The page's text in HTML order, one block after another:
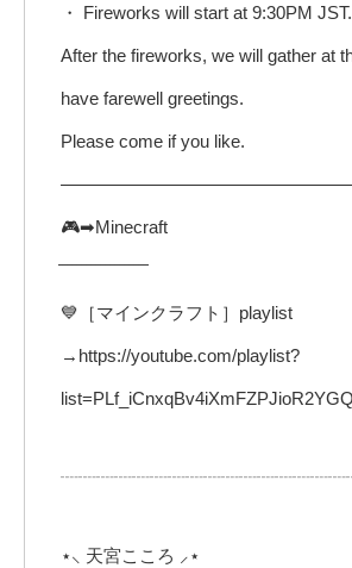
・ Fireworks will start at 9:30PM JST.
After the fireworks, we will gather at
have farewell greetings.
Please come if you like.
🎮➡Minecraft
̄ ̄ ̄ ̄ ̄ ̄ ̄ ̄ ̄ ̄ ̄ ̄ ̄ ̄ ̄ ̄ ̄ ̄ ̄
💙［マインクラフト］playlist
→https://youtube.com/playlist?
⋆⸜ 天宮こころ ⸝⋆